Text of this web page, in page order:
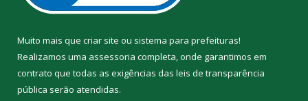
Muito mais que criar site ou sistema para prefeituras!
Realizamos uma assessoria completa, onde garantimos em
contrato que todas as exigências das leis de transparência
pública serão atendidas.